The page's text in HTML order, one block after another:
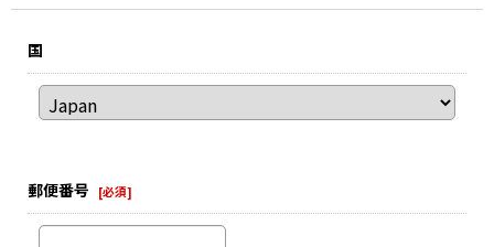
国
郵便番号 [必須]